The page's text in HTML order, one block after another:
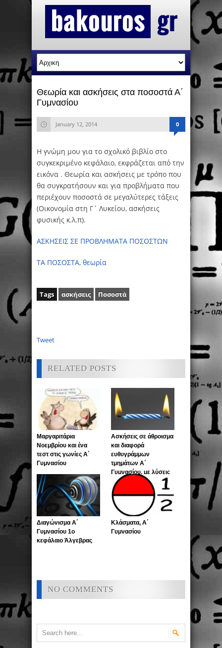
Θεωρία και ασκήσεις στα ποσοστά Α΄
Γυμνασίου
January 12, 2014 0
Η γνώμη μου για το σχολικό βιβλίο στο
συγκεκριμένο κεφάλαιο, εκφράζεται από την
εικόνα . Θεωρία και ασκήσεις με τρόπο που
θα συγκρατήσουν και για προβλήματα που
περιέχουν ποσοστά σε μεγαλύτερες τάξεις
(Οικονομία στη Γ΄ Λυκείου, ασκήσεις
φυσικής κ.λ.π).
ΑΣΚΗΣΕΙΣ ΣΕ ΠΡΟΒΛΗΜΑΤΑ ΠΟΣΟΣΤΩΝ
ΤΑ ΠΟΣΟΣΤΑ, θεωρία
Tags ασκήσεις Ποσοστά
Tweet
RELATED POSTS
Μαργαριτάρια
Νοεμβρίου και ένα
τεστ στις γωνίες Α΄
Γυμνασίου
Ασκήσεις σε άθροισμα
και διαφορά
ευθυγράμμων
τμημάτων Α΄
Γυμνασίου, με λύσεις
Διαγώνισμα Α΄
Γυμνασίου 1ο
κεφάλαιο Άλγεβρας
Κλάσματα, Α΄
Γυμνασίου
NO COMMENTS